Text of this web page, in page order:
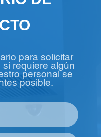
para solicitar
requiere algún
personal se
posible.